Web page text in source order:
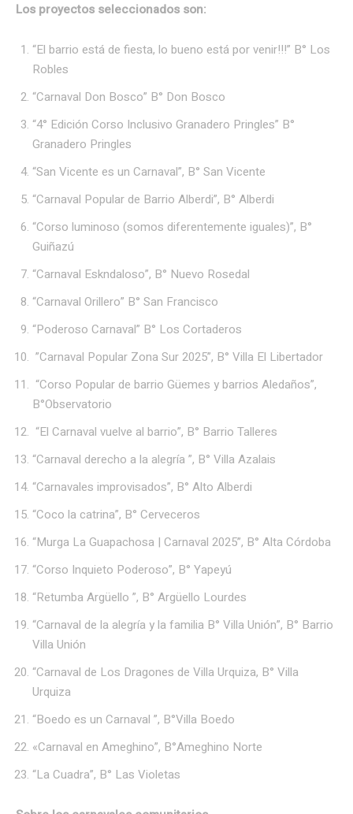
Los proyectos seleccionados son:
“El barrio está de fiesta, lo bueno está por venir!!!” B° Los
Robles
“Carnaval Don Bosco” B° Don Bosco
“4° Edición Corso Inclusivo Granadero Pringles” B°
Granadero Pringles
“San Vicente es un Carnaval”, B° San Vicente
“Carnaval Popular de Barrio Alberdi”, B° Alberdi
“Corso luminoso (somos diferentemente iguales)”, B°
Guiñazú
“Carnaval Eskndaloso”, B° Nuevo Rosedal
“Carnaval Orillero” B° San Francisco
“Poderoso Carnaval” B° Los Cortaderos
”Carnaval Popular Zona Sur 2025”, B° Villa El Libertador
“Corso Popular de barrio Güemes y barrios Aledaños”,
B°Observatorio
“El Carnaval vuelve al barrio”, B° Barrio Talleres
“Carnaval derecho a la alegría ”, B° Villa Azalais
“Carnavales improvisados”, B° Alto Alberdi
“Coco la catrina”, B° Cerveceros
“Murga La Guapachosa | Carnaval 2025”, B° Alta Córdoba
“Corso Inquieto Poderoso”, B° Yapeyú
“Retumba Argüello ”, B° Argüello Lourdes
“Carnaval de la alegría y la familia B° Villa Unión”, B° Barrio
Villa Unión
“Carnaval de Los Dragones de Villa Urquiza, B° Villa
Urquiza
“Boedo es un Carnaval ”, B°Villa Boedo
«Carnaval en Ameghino”, B°Ameghino Norte
“La Cuadra”, B° Las Violetas